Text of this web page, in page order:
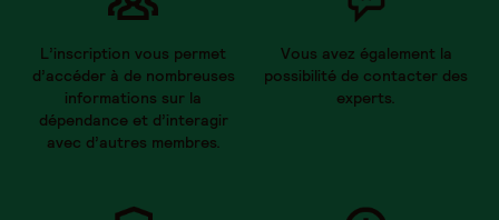
L’inscription vous permet
d’accéder à de nombreuses
informations sur la
dépendance et d’interagir
avec d’autres membres.
Vous avez également la
possibilité de contacter des
experts.